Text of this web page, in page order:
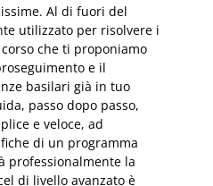
Al di fuori del
utilizzato per risolvere i
che ti proponiamo
e il
basilari già in tuo
passo dopo passo,
e veloce, ad
di un programma
professionalmente la
di livello avanzato è